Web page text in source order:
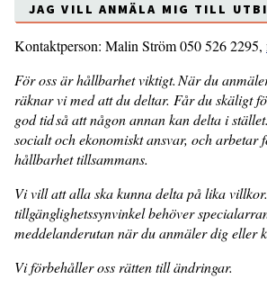
JAG VILL ANMÄLA MIG TILL
Kontaktperson: Malin Ström 050 526 2295,
För oss är hållbarhet viktigt. När du
räknar vi med att du deltar. Får du skäligt
god tid så att någon annan kan delta i
socialt och ekonomiskt ansvar, och arbetar
hållbarhet tillsammans.
Vi vill att alla ska kunna delta på lika
tillgänglighetssynvinkel behöver
meddelanderutan när du anmäler dig eller
Vi förbehåller oss rätten till ändringar.